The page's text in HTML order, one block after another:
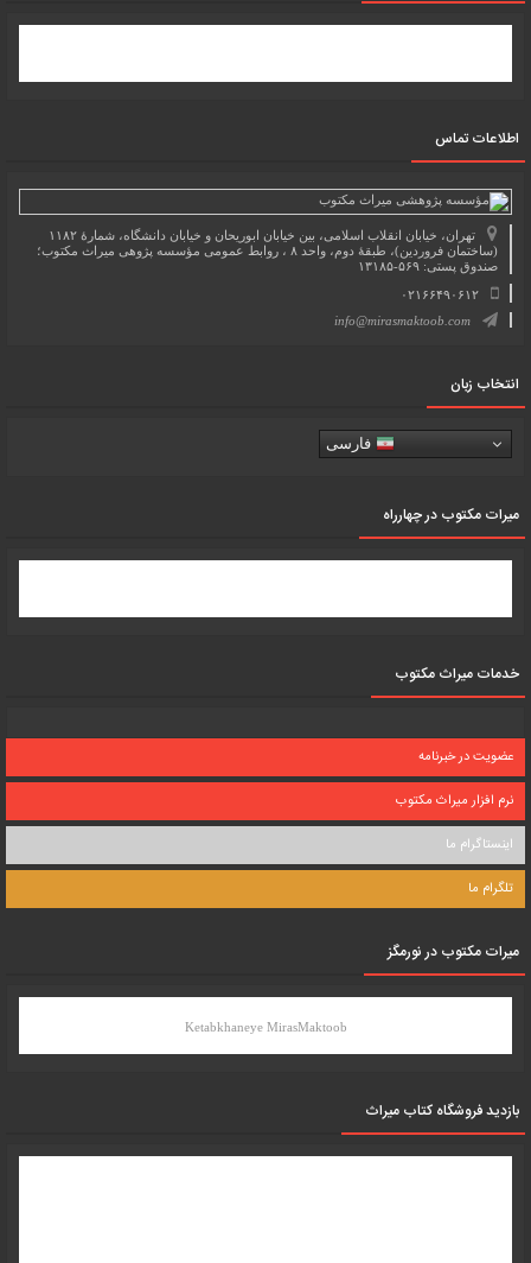
اطلاعات تماس
تهران، خیابان انقلاب اسلامی، بین خیابان ابوریحان و خیابان دانشگاه، شمارۀ ۱۱۸۲
(ساختمان فروردین)، طبقۀ دوم، واحد ۸ ، روابط عمومی مؤسسه پژوهی میراث مکتوب؛
صندوق پستی: ۵۶۹-۱۳۱۸۵
۰۲۱۶۶۴۹۰۶۱۲
info@mirasmaktoob.com
انتخاب زبان
فارسی
میرات مکتوب در چهارراه
خدمات میراث مکتوب
عضویت در خبرنامه
نرم افزار میراث مکتوب
اینستاگرام ما
تلگرام ما
میرات مکتوب در نورمگز
Ketabkhaneye MirasMaktoob
بازدید فروشگاه کتاب میراث